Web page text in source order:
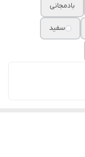
بادمجانی
سفید